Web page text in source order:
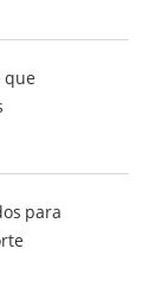
que
para